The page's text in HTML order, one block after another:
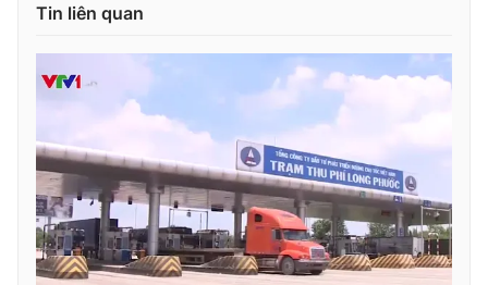
Tin liên quan